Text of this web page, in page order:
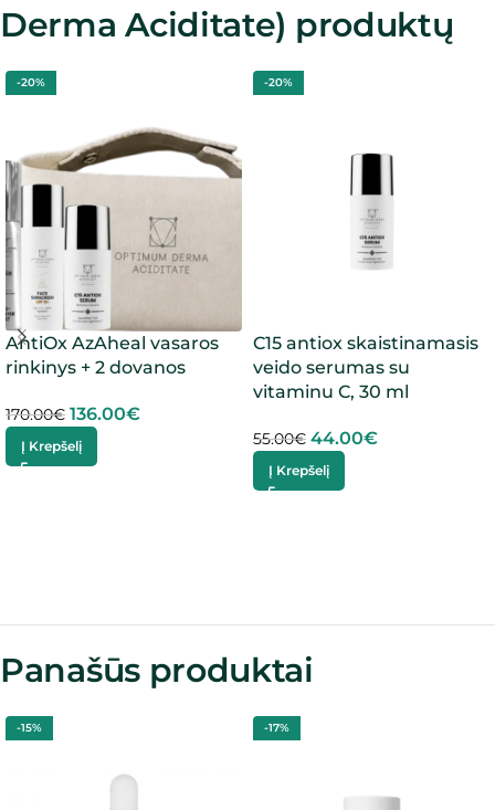
Derma Aciditate) produktų
-20%
AntiOx AzAheal vasaros
rinkinys + 2 dovanos
170.00€ 136.00€
Į Krepšelį
-20%
C15 antiox skaistinamasis
veido serumas su
vitaminu C, 30 ml
55.00€ 44.00€
Į Krepšelį
Panašūs produktai
-15% -17%